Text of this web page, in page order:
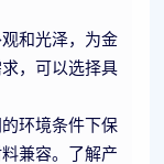
和光泽，为金
，可以选择具
环境条件下保
兼容。了解产